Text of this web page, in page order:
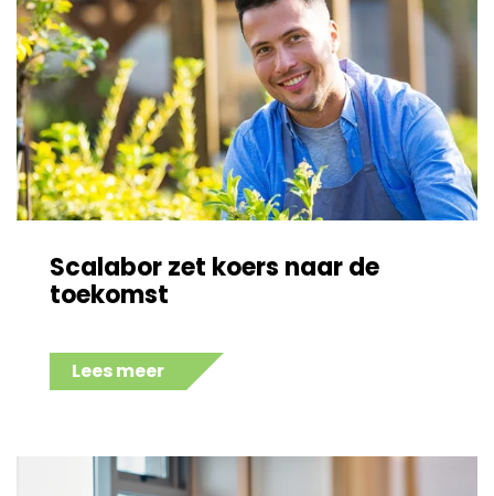
Scalabor zet koers naar de
toekomst
Lees meer